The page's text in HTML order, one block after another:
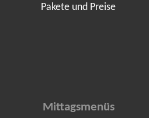
Pakete und Preise
Mittagsmenüs